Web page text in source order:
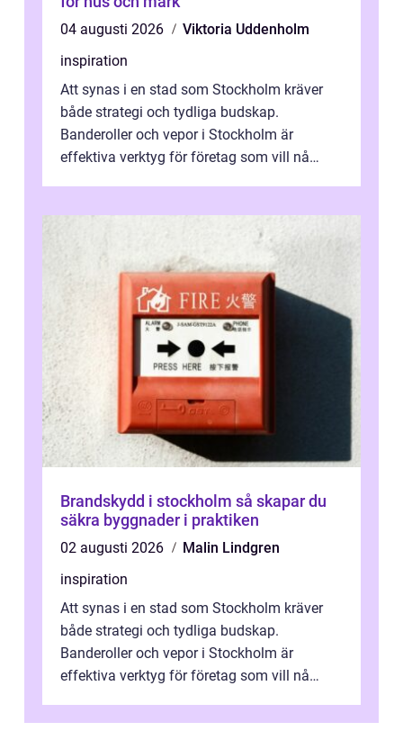
04 augusti 2026
Viktoria Uddenholm
inspiration
Att synas i en stad som Stockholm kräver
både strategi och tydliga budskap.
Banderoller och vepor i Stockholm är
effektiva verktyg för företag som vill nå
Brandskydd i stockholm så skapar du
säkra byggnader i praktiken
02 augusti 2026
Malin Lindgren
inspiration
Att synas i en stad som Stockholm kräver
både strategi och tydliga budskap.
Banderoller och vepor i Stockholm är
effektiva verktyg för företag som vill nå